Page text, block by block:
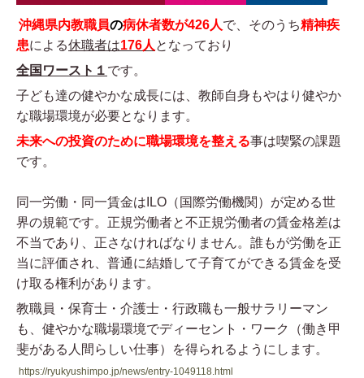
沖縄県内教職員の病休者数が426人で、そのうち精神疾
患による休職者は176人 となっており
全国ワースト１ です。
子ども達の健やかな成長には、教師自身もやはり健やか
な職場環境が必要となります。
未来への投資のために職場環境を整える事は喫緊の課題
です。
同一労働・同一賃金はILO（国際労働機関）が定める世
界の規範です。正規労働者と不正規労働者の賃金格差は
不当であり、正さなければなりません。誰もが労働を正
当に評価され、普通に結婚して子育てができる賃金を受
け取る権利があります。
教職員・保育士・介護士・行政職も一般サラリーマン
も、健やかな職場環境でディーセント・ワーク（働き甲
斐がある人間らしい仕事）を得られるようにします。
https://ryukyushimpo.jp/news/entry-1049118.html